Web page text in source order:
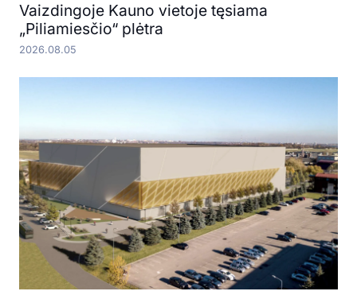
Vaizdingoje Kauno vietoje tęsiama
„Piliamiesčio“ plėtra
2026.08.05